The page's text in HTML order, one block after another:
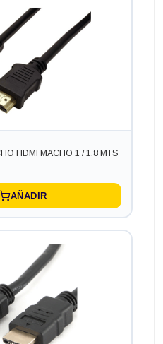
HDMI MACHO 1 / 1.8 MTS
AÑADIR